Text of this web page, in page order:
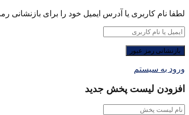
لطفا نام کاربری یا آدرس ایمیل خود را برای بازنشانی
ورود به سیستم
افزودن لیست پخش جدید